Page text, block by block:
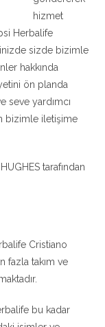
hizmet
Herbalife
sizde bizimle
hakkında
ön planda
seve yardımcı
bizimle iletişime
tarafından
Cristiano
fazla takım ve
bu kadar